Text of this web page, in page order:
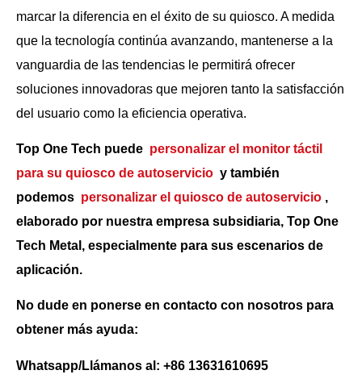
marcar la diferencia en el éxito de su quiosco. A medida
que la tecnología continúa avanzando, mantenerse a la
vanguardia de las tendencias le permitirá ofrecer
soluciones innovadoras que mejoren tanto la satisfacción
del usuario como la eficiencia operativa.
Top One Tech puede personalizar el monitor táctil
para su quiosco de autoservicio y también
podemos personalizar el quiosco de autoservicio ,
elaborado por nuestra empresa subsidiaria, Top One
Tech Metal, especialmente para sus escenarios de
aplicación.
No dude en ponerse en contacto con nosotros para
obtener más ayuda:
Whatsapp/Llámanos al: +86 13631610695